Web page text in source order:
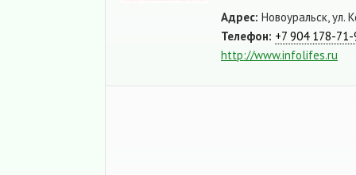
Адрес: Новоуральск, ул.
Телефон: +7 904 178-
http://www.infolifes.ru